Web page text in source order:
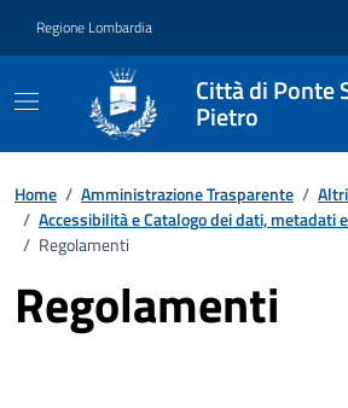
Regione Lombardia
Città di Ponte
Pietro
Home / Amministrazione Trasparente /
/ Accessibilità e Catalogo dei dati, metadati
/ Regolamenti
Regolamenti